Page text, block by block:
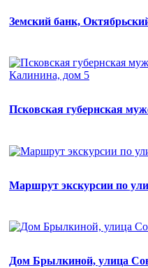
Земский банк,
Псковская губернская
Маршрут экскурсии по
Дом Брылкиной, улица